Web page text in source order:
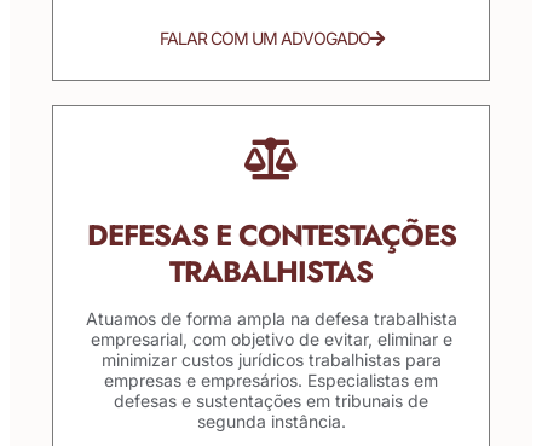
FALAR COM UM ADVOGADO
DEFESAS E CONTESTAÇÕES
TRABALHISTAS
Atuamos de forma ampla na defesa trabalhista
empresarial, com objetivo de evitar, eliminar e
minimizar custos jurídicos trabalhistas para
empresas e empresários. Especialistas em
defesas e sustentações em tribunais de
segunda instância.